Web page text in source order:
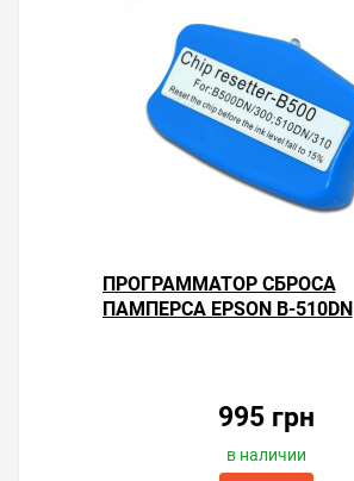
ПРОГРАММАТОР СБРОСА
ПАМПЕРСА EPSON B-510DN
995 грн
в наличии